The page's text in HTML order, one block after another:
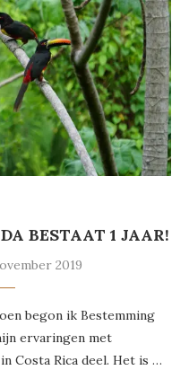
BESTAAT 1 JAAR!
2019
begon ik Bestemming
ervaringen met
Costa Rica deel. Het is …